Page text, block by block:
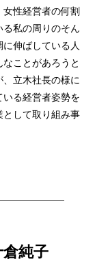
性経営者の何割
私の周りのそん
伸ばしている人
ことがあろうと
立木社長の様に
る経営者姿勢を
として取り組み事
純子